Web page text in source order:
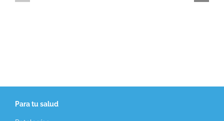
Para tu salud